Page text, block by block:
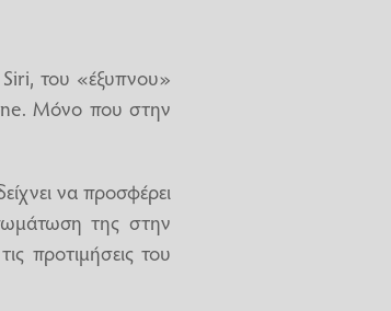
Siri, του «έξυπνου»
Μόνο που στην
να προσφέρει
της στην
προτιμήσεις του